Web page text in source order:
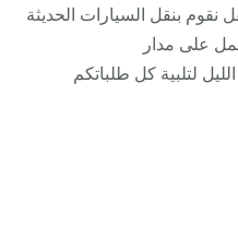
بنقل السيارات الحديثة
على مدار
لتلبية كل طلباتكم